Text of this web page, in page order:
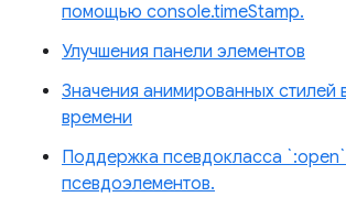
помощью console.timeStamp.
Улучшения панели элементов
Значения анимированных стилей
времени
Поддержка псевдокласса
псевдоэлементов.